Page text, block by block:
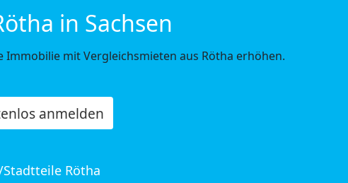
in Sachsen
mit Vergleichsmieten aus Rötha erhöhen.
anmelden
Rötha